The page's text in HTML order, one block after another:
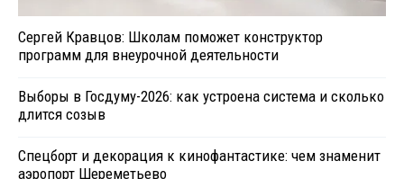
Сергей Кравцов: Школам поможет конструктор
программ для внеурочной деятельности
Выборы в Госдуму-2026: как устроена система и сколько
длится созыв
Спецборт и декорация к кинофантастике: чем знаменит
аэропорт Шереметьево